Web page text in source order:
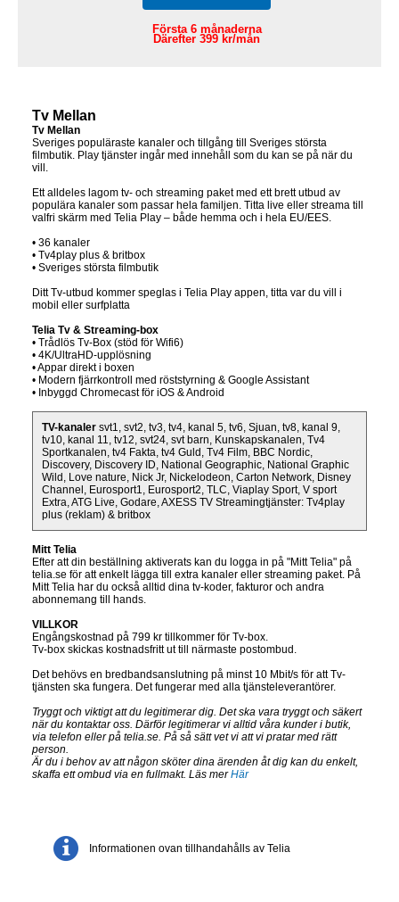
Första 6 månaderna
Därefter 399 kr/mån
Tv Mellan
Tv Mellan
Sveriges populäraste kanaler och tillgång till Sveriges största
filmbutik. Play tjänster ingår med innehåll som du kan se på när du
vill.
Ett alldeles lagom tv- och streaming paket med ett brett utbud av
populära kanaler som passar hela familjen. Titta live eller streama till
valfri skärm med Telia Play – både hemma och i hela EU/EES.
• 36 kanaler
• Tv4play plus & britbox
• Sveriges största filmbutik
Ditt Tv-utbud kommer speglas i Telia Play appen, titta var du vill i
mobil eller surfplatta
Telia Tv & Streaming-box
• Trådlös Tv-Box (stöd för Wifi6)
• 4K/UltraHD-upplösning
• Appar direkt i boxen
• Modern fjärrkontroll med röststyrning & Google Assistant
• Inbyggd Chromecast för iOS & Android
TV-kanaler svt1, svt2, tv3, tv4, kanal 5, tv6, Sjuan, tv8, kanal 9,
tv10, kanal 11, tv12, svt24, svt barn, Kunskapskanalen, Tv4
Sportkanalen, tv4 Fakta, tv4 Guld, Tv4 Film, BBC Nordic,
Discovery, Discovery ID, National Geographic, National Graphic
Wild, Love nature, Nick Jr, Nickelodeon, Carton Network, Disney
Channel, Eurosport1, Eurosport2, TLC, Viaplay Sport, V sport
Extra, ATG Live, Godare, AXESS TV Streamingtjänster: Tv4play
plus (reklam) & britbox
Mitt Telia
Efter att din beställning aktiverats kan du logga in på "Mitt Telia" på
telia.se för att enkelt lägga till extra kanaler eller streaming paket. På
Mitt Telia har du också alltid dina tv-koder, fakturor och andra
abonnemang till hands.
VILLKOR
Engångskostnad på 799 kr tillkommer för Tv-box.
Tv-box skickas kostnadsfritt ut till närmaste postombud.
Det behövs en bredbandsanslutning på minst 10 Mbit/s för att Tv-
tjänsten ska fungera. Det fungerar med alla tjänsteleverantörer.
Tryggt och viktigt att du legitimerar dig. Det ska vara tryggt och säkert
när du kontaktar oss. Därför legitimerar vi alltid våra kunder i butik,
via telefon eller på telia.se. På så sätt vet vi att vi pratar med rätt
person.
Är du i behov av att någon sköter dina ärenden åt dig kan du enkelt,
skaffa ett ombud via en fullmakt. Läs merHär
Informationen ovan tillhandahålls av Telia